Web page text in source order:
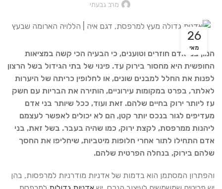
מרב גבעתי
26
מאי
המון בני אדם חוזרים וטוענים, כי הבעיה הכי קשה במציאות
החופשית היא מחסור בירוק עד. פינוי של בתי הגידול בשל הרצון
לפנות את החלל למבנים שונים, או לחלופין כריתה של היערות
לאלתר, בפרט במקומות עירוניים, הותירה את הבריות עם חשק
עז ליותר ירוק בחיים שלהם. זאת ועוד, ככל שיותר בני אדם
מעדיפים לגור בנכס יותר קטן, הם לא יכולים לאפשר לעצמם
ליהנות ממרפסת, לקצת ירוק, כמו שהיה בעבר. בשל זאת, בני
אדם התחילו לתור אחרי חלופות מיטביות, שיחליפו את החסך
שלהם בירוק, בנחלה הפרטית שלהם.
והפתרון המסתמן הוא בדמות של אדניות מודרניות למרפסות, בהן